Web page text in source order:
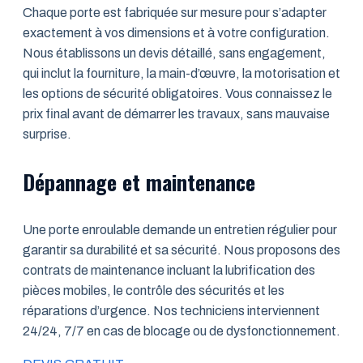
Chaque porte est fabriquée sur mesure pour s’adapter
exactement à vos dimensions et à votre configuration.
Nous établissons un devis détaillé, sans engagement,
qui inclut la fourniture, la main-d’œuvre, la motorisation et
les options de sécurité obligatoires. Vous connaissez le
prix final avant de démarrer les travaux, sans mauvaise
surprise.
Dépannage et maintenance
Une porte enroulable demande un entretien régulier pour
garantir sa durabilité et sa sécurité. Nous proposons des
contrats de maintenance incluant la lubrification des
pièces mobiles, le contrôle des sécurités et les
réparations d’urgence. Nos techniciens interviennent
24/24, 7/7 en cas de blocage ou de dysfonctionnement.